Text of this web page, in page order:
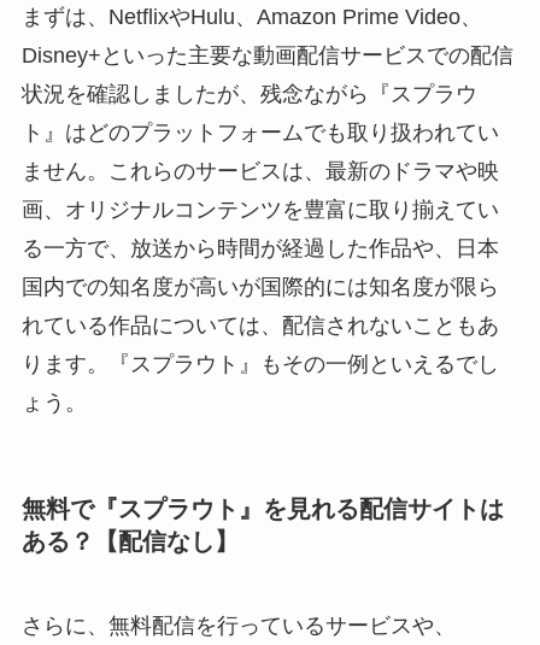
まずは、NetflixやHulu、Amazon Prime Video、
Disney+といった主要な動画配信サービスでの配信
状況を確認しましたが、残念ながら『スプラウ
ト』はどのプラットフォームでも取り扱われてい
ません。これらのサービスは、最新のドラマや映
画、オリジナルコンテンツを豊富に取り揃えてい
る一方で、放送から時間が経過した作品や、日本
国内での知名度が高いが国際的には知名度が限ら
れている作品については、配信されないこともあ
ります。『スプラウト』もその一例といえるでし
ょう。
無料で『スプラウト』を見れる配信サイトは
ある？【配信なし】
さらに、無料配信を行っているサービスや、